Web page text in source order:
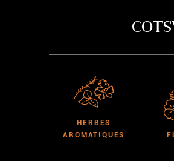
HERBES
AROMATIQUES